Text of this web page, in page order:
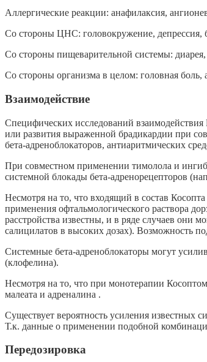
Аллергические реакции: анафилаксия,
Со стороны ЦНС: головокружение, депрессия,
Со стороны пищеварительной системы: диарея,
Со стороны организма в целом: головная боль,
Взаимодействие
Специфических исследований
или развития выраженной брадикардии при
бета-адреноблокаторов, антиаритмических
При совместном применении тимолола и
системной блокады бета-адренорецепторов
Несмотря на то, что входящий в состав
применения офтальмологического раствора
расстройства известны, и в ряде случаев они
салицилатов в высоких дозах). Возможность
Системные бета-адреноблокаторы могут
(клофелина).
Несмотря на то, что при монотерапии
малеата и адреналина .
Существует вероятность усиления
Т.к. данные о применении подобной
Передозировка